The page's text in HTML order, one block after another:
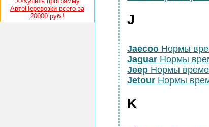
АвтоПеревозки всего за
20000 руб.!
J
Jaecoo Нормы
Jaguar Нормы
Jeep Нормы
Jetour Нормы
K